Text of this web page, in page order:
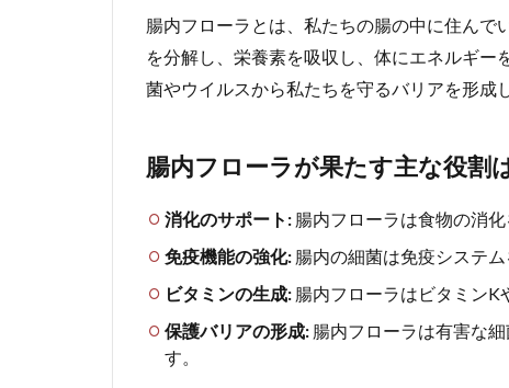
フロ
ーラ
と
腸内
ーラ
たす
主な
役割
は？
3
腸内フローラとは、私たちの腸の中に住んで
を分解し、栄養素を吸収し、体にエネルギ
菌やウイルスから私たちを守るバリアを形成
腸内フローラが果たす主な役割
消化のサポート: 腸内フローラは食物の消
免疫機能の強化: 腸内の細菌は免疫システ
ビタミンの生成: 腸内フローラはビタミンK
保護バリアの形成: 腸内フローラは有害な
す。